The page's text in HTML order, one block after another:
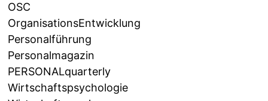
OSC
OrganisationsEntwicklung
Personalführung
Personalmagazin
PERSONALquarterly
Wirtschaftspsychologie